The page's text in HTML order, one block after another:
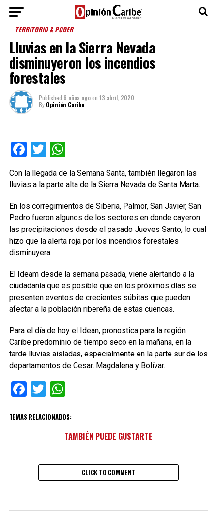
TERRITORIO & PODER
Lluvias en la Sierra Nevada
disminuyeron los incendios
forestales
Published 6 años agoon 13 abril, 2020
By Opinión Caribe
Facebook
TwitterWhatsApp
Con la llegada de la Semana Santa, también llegaron las
lluvias a la parte alta de la Sierra Nevada de Santa Marta.
En los corregimientos de Siberia, Palmor, San Javier, San
Pedro fueron algunos de los sectores en donde cayeron
las precipitaciones desde el pasado Jueves Santo, lo cual
hizo que la alerta roja por los incendios forestales
disminuyera.
El Ideam desde la semana pasada, viene alertando a la
ciudadanía que es posible que en los próximos días se
presenten eventos de crecientes súbitas que pueden
afectar a la población ribereña de estas cuencas.
Para el día de hoy el Idean, pronostica para la región
Caribe predominio de tiempo seco en la mañana, en la
tarde lluvias aisladas, especialmente en la parte sur de los
departamentos de Cesar, Magdalena y Bolívar.
Facebook
TwitterWhatsApp
TEMAS RELACIONADOS:
TAMBIÉN PUEDE GUSTARTE
CLICK TO COMMENT